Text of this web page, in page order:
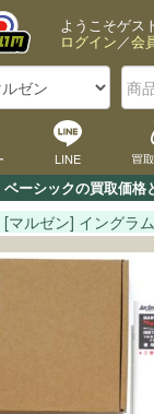
ーシックの買取価
ようこそゲス
ログイン／会
LINE 買
[マルゼン] イングラ